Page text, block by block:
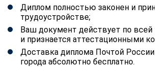
Диплом полностью законен и
трудоустройстве;
Ваш документ действует по
и признается аттестационными
Доставка диплома Почтой
города абсолютно бесплатно.